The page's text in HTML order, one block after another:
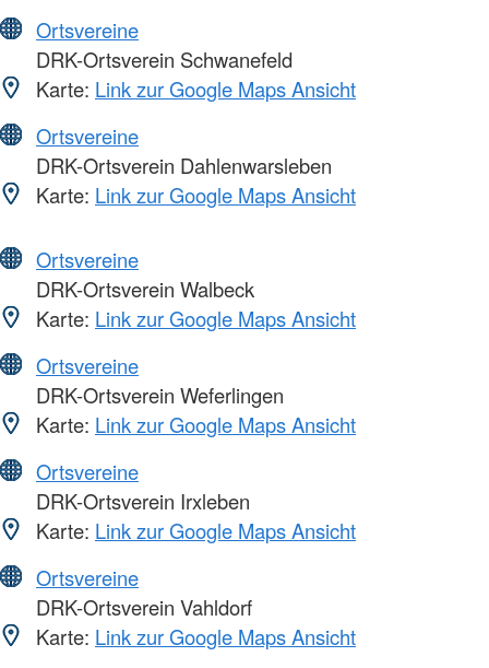
Ortsvereine
DRK-Ortsverein Schwanefeld
Karte: Link zur Google Maps Ansicht
Ortsvereine
DRK-Ortsverein Dahlenwarsleben
Karte: Link zur Google Maps Ansicht
Ortsvereine
DRK-Ortsverein Walbeck
Karte: Link zur Google Maps Ansicht
Ortsvereine
DRK-Ortsverein Weferlingen
Karte: Link zur Google Maps Ansicht
Ortsvereine
DRK-Ortsverein Irxleben
Karte: Link zur Google Maps Ansicht
Ortsvereine
DRK-Ortsverein Vahldorf
Karte: Link zur Google Maps Ansicht